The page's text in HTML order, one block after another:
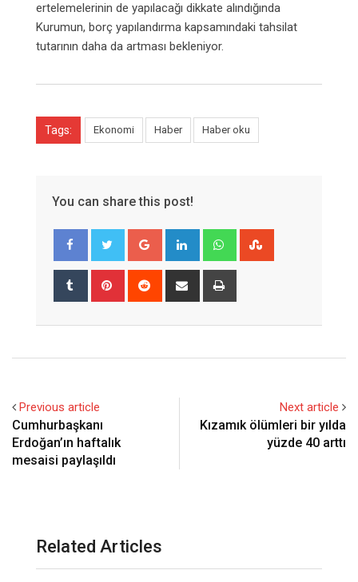
ertelemelerinin de yapılacağı dikkate alındığında
Kurumun, borç yapılandırma kapsamındaki tahsilat
tutarının daha da artması bekleniyor.
Tags: Ekonomi Haber Haber oku
You can share this post!
Google+ LinkedIn Whatsapp
Tumblr Pinterest Reddit
Share
Previous article
Cumhurbaşkanı
Erdoğan’ın haftalık
mesaisi paylaşıldı
Next article
Kızamık ölümleri bir yılda
yüzde 40 arttı
Related Articles